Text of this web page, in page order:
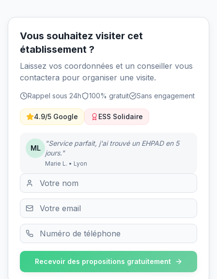
Vous souhaitez visiter cet
établissement ?
Laissez vos coordonnées et un conseiller vous
contactera pour organiser une visite.
Rappel sous 24h 100% gratuit Sans engagement
4.9/5 Google ESS Solidaire
ML
"Service parfait, j'ai trouvé un EHPAD en 5
jours."
Marie L. • Lyon
Recevoir des propositions gratuitement